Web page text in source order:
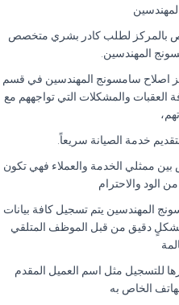
بالمركز لطلب كادر بشري متخصص
المهندسين.
اصلاح سامسونج المهندسين في قسم
العقبات والمشكلات التي تواجههم مع
خدمة الصيانة سريعاً.
ممثلي الخدمة والعملاء فهي تكون
الود والاحترام
المهندسين يتم تسجيل كافة بيانات
دقيق من قبل الموظف المتلقي
للتسجيل مثل اسم العميل المقدم
الخاص به